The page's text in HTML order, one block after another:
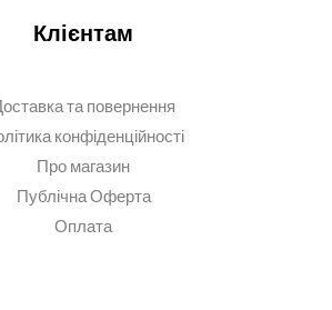
Клієнтам
та повернення
конфіденційності
Про магазин
Публічна Оферта
Оплата